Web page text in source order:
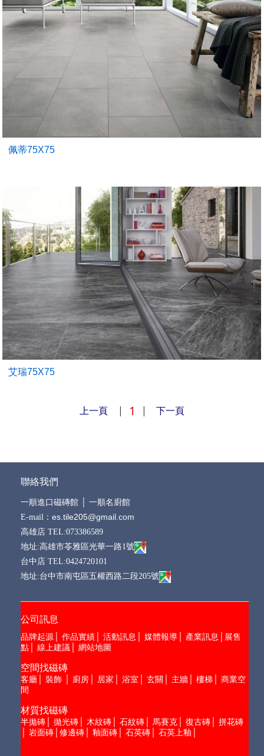
佩蒂75X75
艾瑞75X75
上一頁 | 1 | 下一頁
聯絡我們
一順進口磁磚館│ 一順名廚館
E-mail： es.tile205@gmail.com
高雄店 TEL:073386589
地址:高雄市苓雅區光華一路1號
台中店 TEL:0424720101
地址:台中市南屯區五權西路二段205號
公司訊息
品牌起源│ 作品實績│ 活動訊息 媒體報導│ 產業訊息
展售
點│ 線上建議│ 網站地圖
空間找磁磚
客廳│ 裝飾│ 廚房│ 居家 浴室 玄關 主牆│ 樓梯│ 商業空
間
材質找磁磚
半拋磚│ 拋光磚│ 木紋磚│ 石紋磚│ 馬賽克│ 復古磚│ 拼花磚
岩面磚│ 修邊磚│ 釉面磚│ 石英磚│ 石英上釉